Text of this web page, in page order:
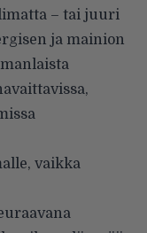
– tai juuri
ja mainion
vaikka